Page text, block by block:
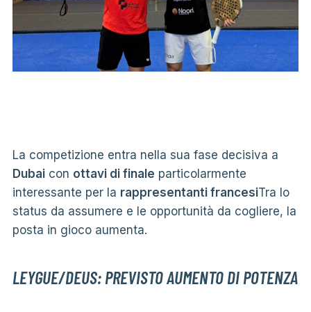
La competizione entra nella sua fase decisiva a
Dubaicon ottavi di finale particolarmente
interessante per la rappresentanti francesiTra lo
status da assumere e le opportunità da cogliere, la
posta in gioco aumenta.
LEYGUE/DEUS: PREVISTO AUMENTO DI POTENZA